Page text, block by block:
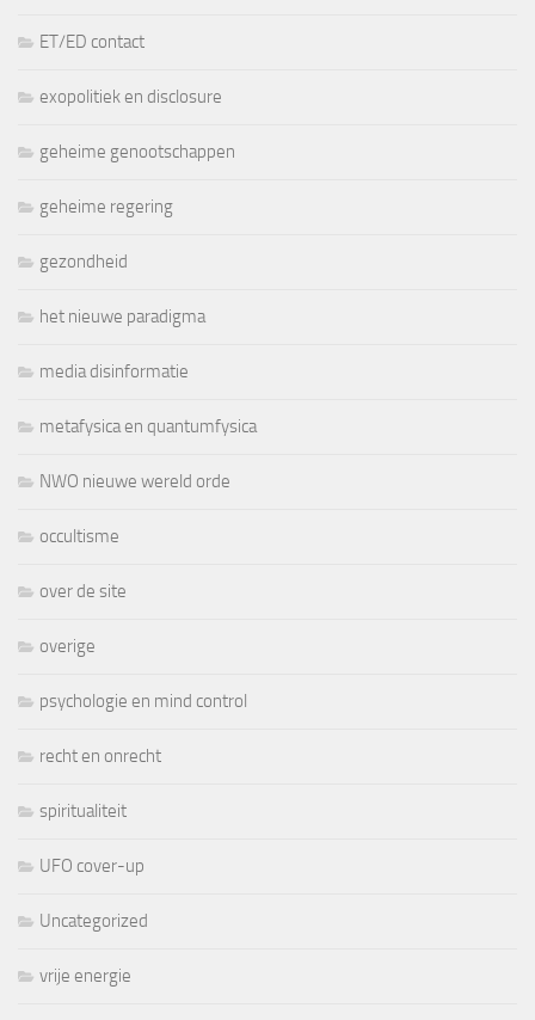
ET/ED contact
exopolitiek en disclosure
geheime genootschappen
geheime regering
gezondheid
het nieuwe paradigma
media disinformatie
metafysica en quantumfysica
NWO nieuwe wereld orde
occultisme
over de site
overige
psychologie en mind control
recht en onrecht
spiritualiteit
UFO cover-up
Uncategorized
vrije energie